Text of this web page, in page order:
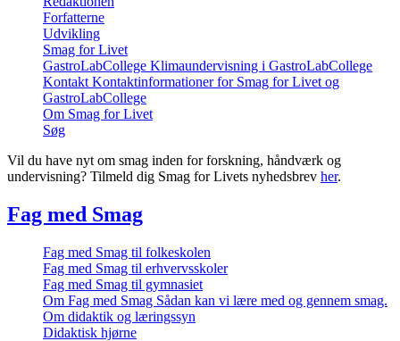
Forfatterne
Udvikling
Smag for Livet
GastroLabCollege Klimaundervisning i GastroLabCollege
Kontakt Kontaktinformationer for Smag for Livet og
GastroLabCollege
Om Smag for Livet
Søg
Vil du have nyt om smag inden for forskning, håndværk og
undervisning? Tilmeld dig Smag for Livets nyhedsbrev her.
Fag med Smag
Fag med Smag til folkeskolen
Fag med Smag til erhvervsskoler
Fag med Smag til gymnasiet
Om Fag med Smag Sådan kan vi lære med og gennem smag.
Om didaktik og læringssyn
Didaktisk hjørne